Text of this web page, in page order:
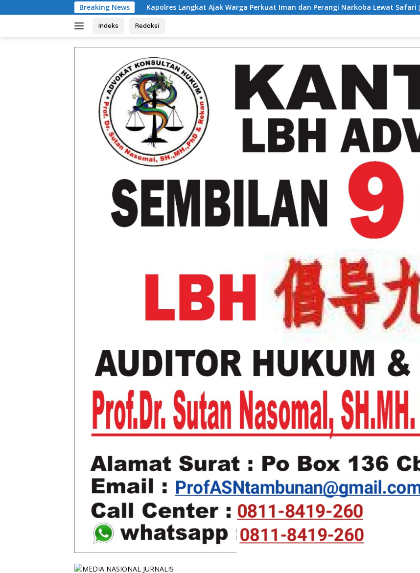
ke
Breaking News
Kapolres Langkat Ajak Warga Perkuat Iman dan Perangi Narkoba Lewat Safari Jumat Curhat
Indeks Redaksi